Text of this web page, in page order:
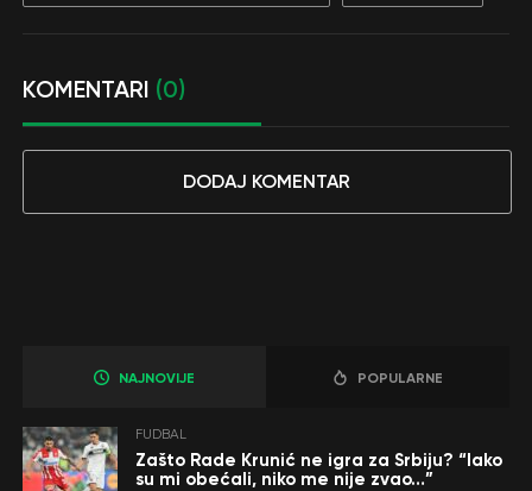
KOMENTARI (0)
DODAJ KOMENTAR
NAJNOVIJE POPULARNE
FUDBAL
Zašto Rade Krunić ne igra za Srbiju? “Iako
su mi obećali, niko me nije zvao…”